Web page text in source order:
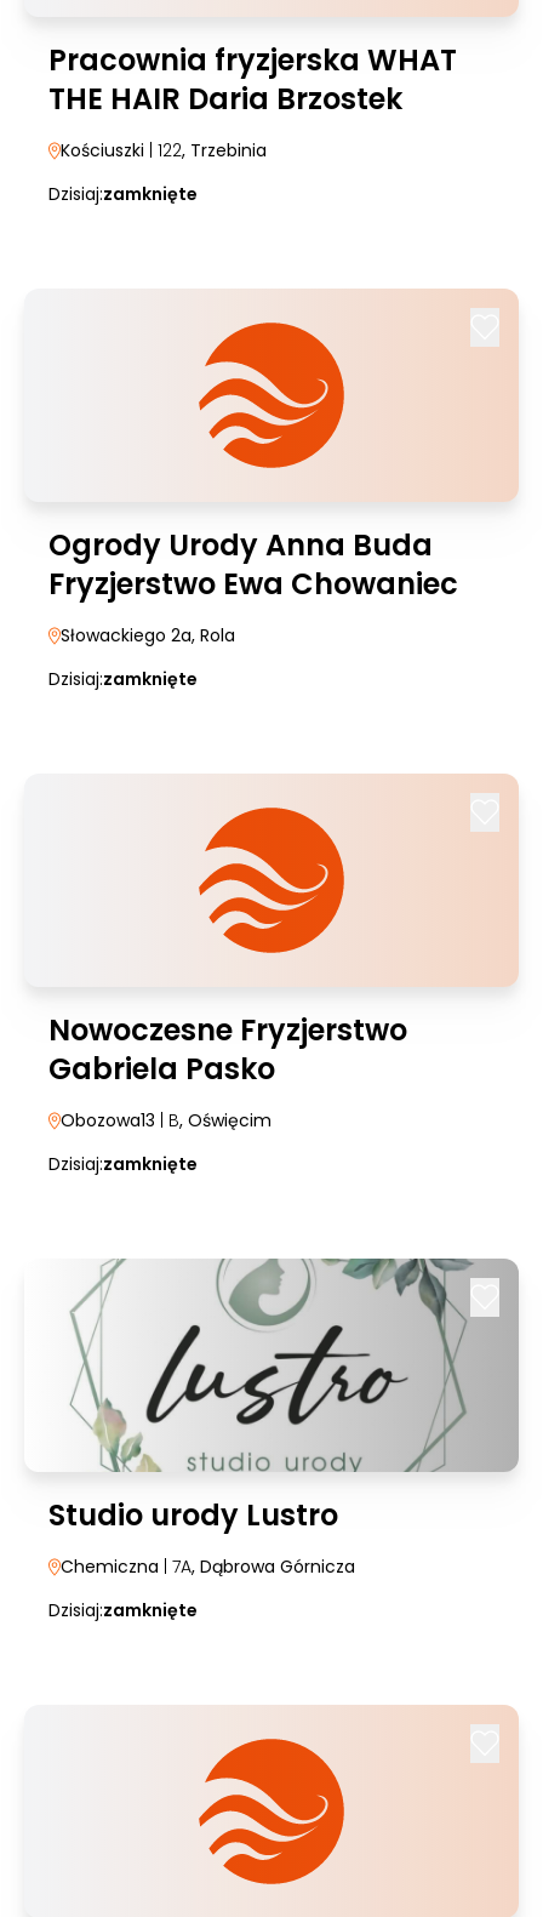
Pracownia fryzjerska WHAT
THE HAIR Daria Brzostek
Kościuszki | 122, Trzebinia
Dzisiaj:zamknięte
Ogrody Urody Anna Buda
Fryzjerstwo Ewa Chowaniec
Słowackiego 2a, Rola
Dzisiaj:zamknięte
Nowoczesne Fryzjerstwo
Gabriela Pasko
Obozowa13 | B, Oświęcim
Dzisiaj:zamknięte
Studio urody Lustro
Chemiczna | 7A, Dąbrowa Górnicza
Dzisiaj:zamknięte